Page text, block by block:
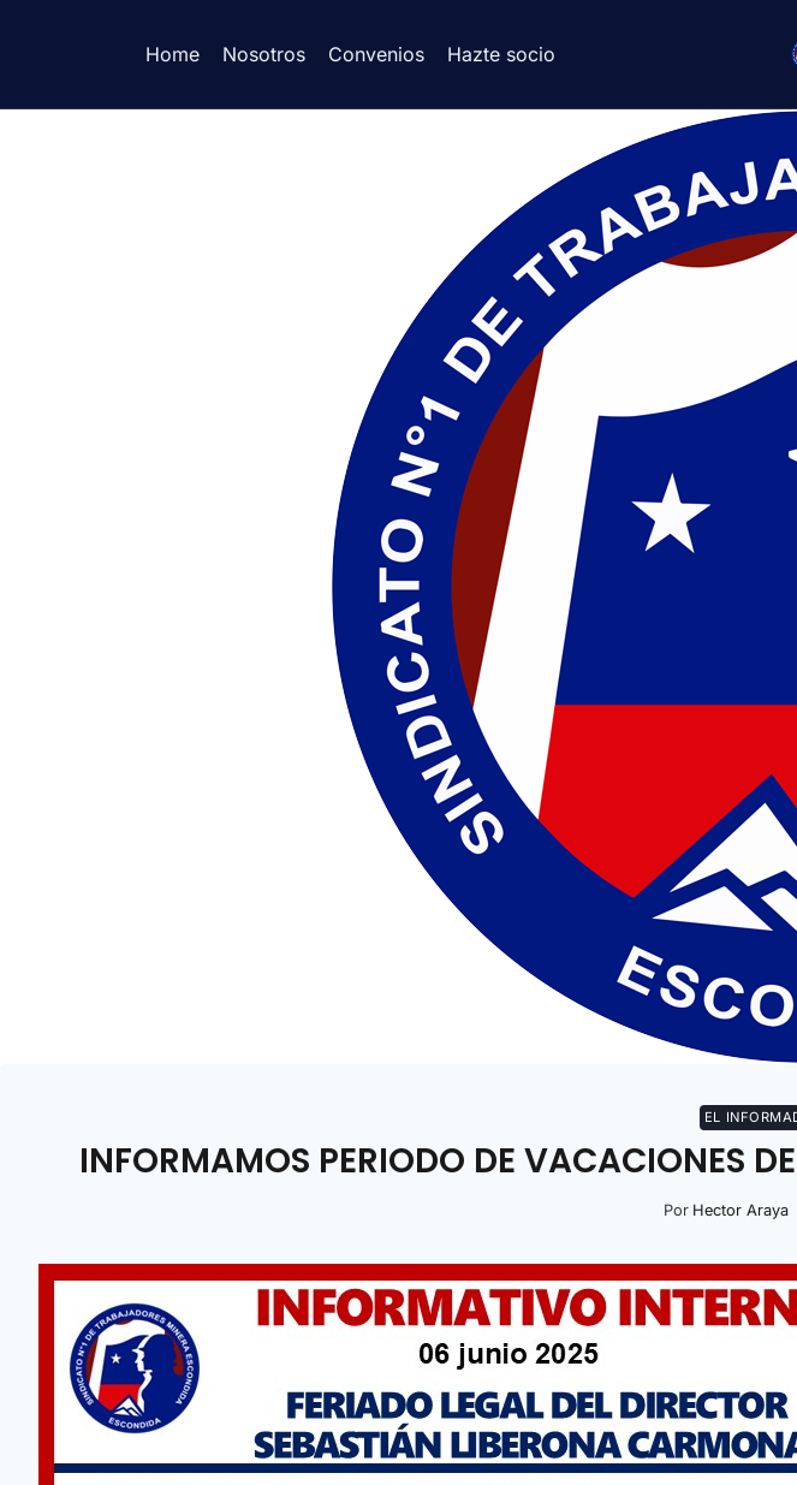
Home Nosotros Convenios Hazte socio
EL
INFORMAMOS PERIODO DE VACACIONES
Por Hector Araya